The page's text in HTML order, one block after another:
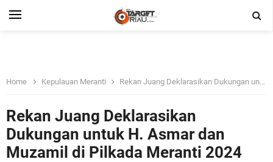
Home Kepulauan Meranti Rekan Juang Deklarasikan Dukungan untuk H. Asmar dan Muzamil di Pilkada Meranti 2024
Rekan Juang Deklarasikan
Dukungan untuk H. Asmar dan
Muzamil di Pilkada Meranti 2024